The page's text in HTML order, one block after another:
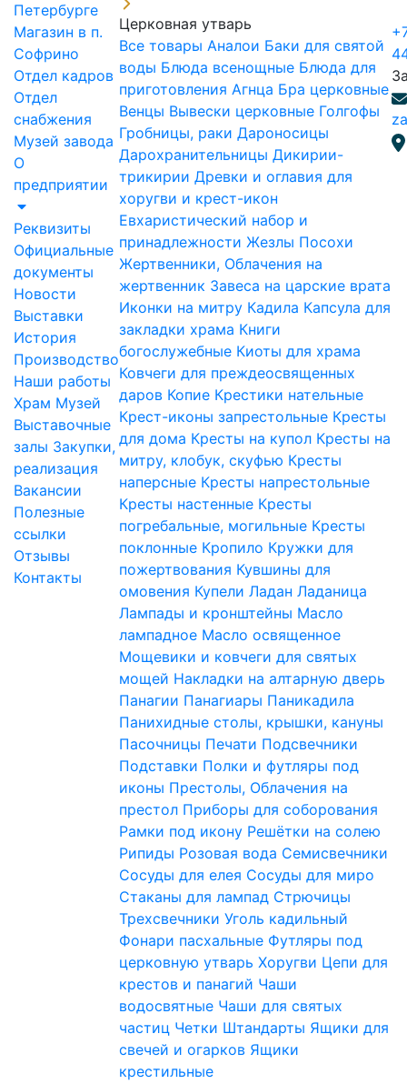
Петербурге
Магазин в п.
Софрино
Отдел кадров
Отдел
снабжения
Музей завода
О
предприятии
Реквизиты
Официальные
документы
Новости
Выставки
История
Производство
Наши работы
Храм Музей
Выставочные
залы Закупки,
реализация
Вакансии
Полезные
ссылки
Отзывы
Контакты
Церковная утварь
Все товары Аналои Баки для святой
воды Блюда всенощные Блюда для
приготовления Агнца Бра церковные
Венцы Вывески церковные Голгофы
Гробницы, раки Дароносицы
Дарохранительницы Дикирии-
трикирии Древки и оглавия для
хоругви и крест-икон
Евхаристический набор и
принадлежности Жезлы Посохи
Жертвенники, Облачения на
жертвенник Завеса на царские врата
Иконки на митру Кадила Капсула для
закладки храма Книги
богослужебные Киоты для храма
Ковчеги для преждеосвященных
даров Копие Крестики нательные
Крест-иконы запрестольные Кресты
для дома Кресты на купол Кресты на
митру, клобук, скуфью Кресты
наперсные Кресты напрестольные
Кресты настенные Кресты
погребальные, могильные Кресты
поклонные Кропило Кружки для
пожертвования Кувшины для
омовения Купели Ладан Ладаница
Лампады и кронштейны Масло
лампадное Масло освященное
Мощевики и ковчеги для святых
мощей Накладки на алтарную дверь
Панагии Панагиары Паникадила
Панихидные столы, крышки, кануны
Пасочницы Печати Подсвечники
Подставки Полки и футляры под
иконы Престолы, Облачения на
престол Приборы для соборования
Рамки под икону Решётки на солею
Рипиды Розовая вода Семисвечники
Сосуды для елея Сосуды для миро
Стаканы для лампад Стрючицы
Трехсвечники Уголь кадильный
Фонари пасхальные Футляры под
церковную утварь Хоругви Цепи для
крестов и панагий Чаши
водосвятные Чаши для святых
частиц Четки Штандарты Ящики для
свечей и огарков Ящики
крестильные